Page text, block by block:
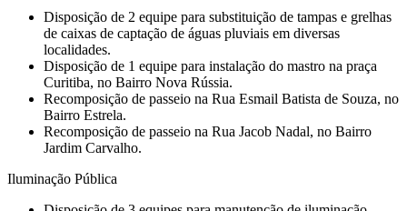
Disposição de 2 equipe para substituição de tampas e grelhas
de caixas de captação de águas pluviais em diversas
localidades.
Disposição de 1 equipe para instalação do mastro na praça
Curitiba, no Bairro Nova Rússia.
Recomposição de passeio na Rua Esmail Batista de Souza, no
Bairro Estrela.
Recomposição de passeio na Rua Jacob Nadal, no Bairro
Jardim Carvalho.
Iluminação Pública